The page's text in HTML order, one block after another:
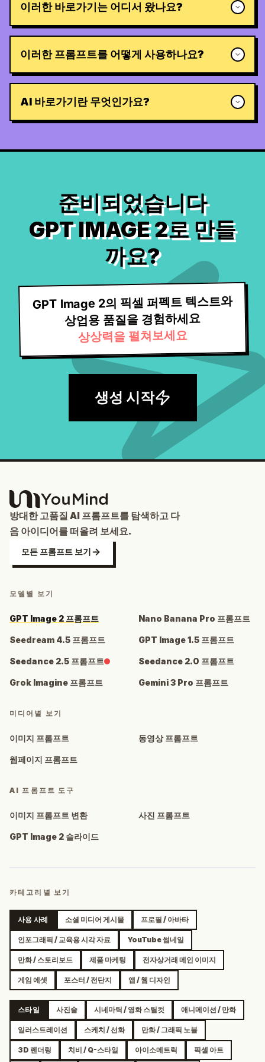
이러한 바로가기는 어디서 왔나요?
이러한 프롬프트를 어떻게 사용하나요?
AI 바로가기란 무엇인가요?
준비되었습니다
GPT IMAGE 2로 만들
까요?
GPT Image 2의 픽셀 퍼펙트 텍스트와
상업용 품질을 경험하세요
상상력을 펼쳐보세요
생성 시작
방대한 고품질 AI 프롬프트를 탐색하고 다
음 아이디어를 떠올려 보세요.
모든 프롬프트 보기
모델별 보기
GPT Image 2 프롬프트 Nano Banana Pro 프롬프트
Seedream 4.5 프롬프트 GPT Image 1.5 프롬프트
Seedance 2.5 프롬프트 Seedance 2.0 프롬프트
Grok Imagine 프롬프트 Gemini 3 Pro 프롬프트
미디어별 보기
이미지 프롬프트 동영상 프롬프트
웹페이지 프롬프트
AI 프롬프트 도구
이미지 프롬프트 변환 사진 프롬프트
GPT Image 2 슬라이드
카테고리별 보기
사용 사례 소셜 미디어 게시물 프로필 / 아바타
인포그래픽 / 교육용 시각 자료 YouTube 썸네일
만화 / 스토리보드 제품 마케팅 전자상거래 메인 이미지
게임 에셋 포스터 / 전단지 앱 / 웹 디자인
스타일 사진술 시네마틱 / 영화 스틸컷 애니메이션 / 만화
일러스트레이션 스케치 / 선화 만화 / 그래픽 노블
3D 렌더링 치비 / Q-스타일 아이소메트릭 픽셀 아트